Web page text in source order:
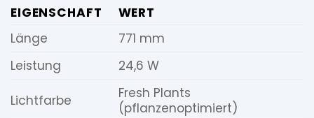
EIGENSCHAFT
WERT
Länge
771 mm
Leistung
24,6 W
Lichtfarbe
Fresh Plants
(pflanzenoptimiert)